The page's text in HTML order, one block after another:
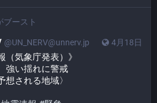
ブースト
4月18日
@UN_NERV@unnerv.jp
（気象庁発表）》
強い揺れに警戒
想される地域〉